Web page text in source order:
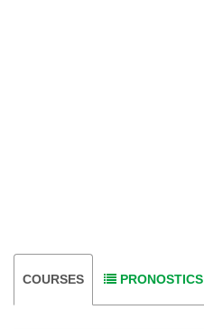
COURSES PRONOSTICS